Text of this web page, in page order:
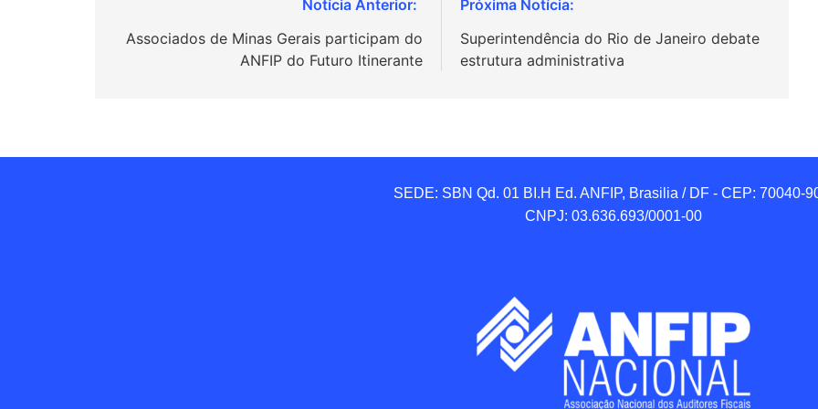
de
Associados de Minas Gerais participam do
ANFIP do Futuro Itinerante
Superintendência do Rio de Janeiro debate
estrutura administrativa
SEDE: SBN Qd. 01 BI.H Ed. ANFIP, Brasilia / DF - CEP: 70040-
CNPJ: 03.636.693/0001-00